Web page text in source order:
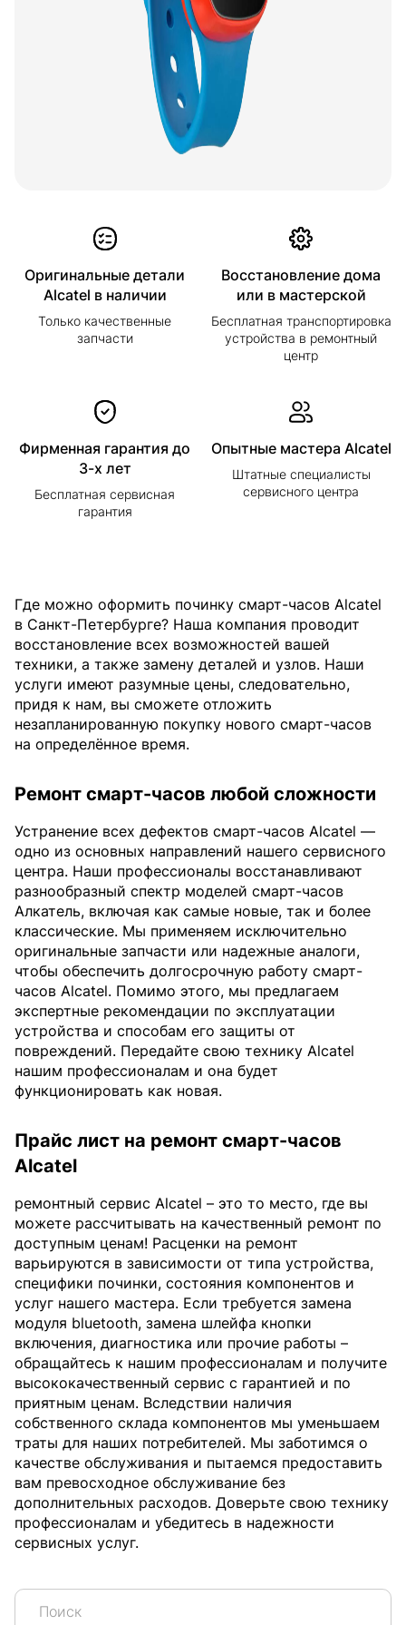
Оригинальные детали
Alcatel в наличии
Только качественные
запчасти
Восстановление дома
или в мастерской
Бесплатная транспортировка
устройства в ремонтный
центр
Фирменная гарантия до
3-х лет
Бесплатная сервисная
гарантия
Опытные мастера Alcatel
Штатные специалисты
сервисного центра
Где можно оформить починку смарт-часов Alcatel
в Санкт-Петербурге? Наша компания проводит
восстановление всех возможностей вашей
техники, а также замену деталей и узлов. Наши
услуги имеют разумные цены, следовательно,
придя к нам, вы сможете отложить
незапланированную покупку нового смарт-часов
на определённое время.
Ремонт смарт-часов любой сложности
Устранение всех дефектов смарт-часов Alcatel —
одно из основных направлений нашего сервисного
центра. Наши профессионалы восстанавливают
разнообразный спектр моделей смарт-часов
Алкатель, включая как самые новые, так и более
классические. Мы применяем исключительно
оригинальные запчасти или надежные аналоги,
чтобы обеспечить долгосрочную работу смарт-
часов Alcatel. Помимо этого, мы предлагаем
экспертные рекомендации по эксплуатации
устройства и способам его защиты от
повреждений. Передайте свою технику Alcatel
нашим профессионалам и она будет
функционировать как новая.
Прайс лист на ремонт смарт-часов
Alcatel
ремонтный сервис Alcatel – это то место, где вы
можете рассчитывать на качественный ремонт по
доступным ценам! Расценки на ремонт
варьируются в зависимости от типа устройства,
специфики починки, состояния компонентов и
услуг нашего мастера. Если требуется замена
модуля bluetooth, замена шлейфа кнопки
включения, диагностика или прочие работы –
обращайтесь к нашим профессионалам и получите
высококачественный сервис с гарантией и по
приятным ценам. Вследствии наличия
собственного склада компонентов мы уменьшаем
траты для наших потребителей. Мы заботимся о
качестве обслуживания и пытаемся предоставить
вам превосходное обслуживание без
дополнительных расходов. Доверьте свою технику
профессионалам и убедитесь в надежности
сервисных услуг.